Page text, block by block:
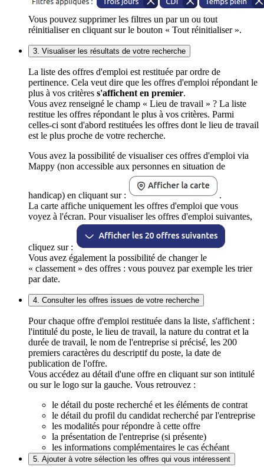
Vous pouvez supprimer les filtres un par un ou tout
réinitialiser en cliquant sur le bouton « Tout réinitialiser ».
3. Visualiser les résultats de votre recherche
La liste des offres d'emploi est restituée par ordre de
pertinence. Cela veut dire que les offres d'emploi répondant le
plus à vos critères s'affichent en premier.
Vous avez renseigné le champ « Lieu de travail » ? La liste
restitue les offres répondant le plus à vos critères. Parmi
celles-ci sont d'abord restituées les offres dont le lieu de travail
est le plus proche de votre recherche.
Vous avez la possibilité de visualiser ces offres d'emploi via
Mappy (non accessible aux personnes en situation de
handicap) en cliquant sur :
.
La carte affiche uniquement les offres d'emploi que vous
voyez à l'écran. Pour visualiser les offres d'emploi suivantes,
cliquez sur :
Vous avez également la possibilité de changer le
« classement » des offres : vous pouvez par exemple les trier
par date.
4. Consulter les offres issues de votre recherche
Pour chaque offre d'emploi restituée dans la liste, s'affichent :
l'intitulé du poste, le lieu de travail, la nature du contrat et la
durée de travail, le nom de l'entreprise si précisé, les 200
premiers caractères du descriptif du poste, la date de
publication de l'offre.
Vous accédez au détail d'une offre en cliquant sur son intitulé
ou sur le logo sur la gauche. Vous retrouvez :
le détail du poste recherché et les éléments de contrat
le détail du profil du candidat recherché par l'entreprise
les modalités pour répondre à cette offre
la présentation de l'entreprise (si présente)
les informations complémentaires le cas échéant
5. Ajouter à votre sélection les offres qui vous intéressent